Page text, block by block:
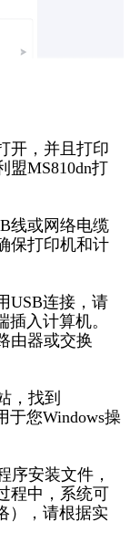
开，并且打印
盟MS810dn打
线或网络电缆
保打印机和计
USB连接，请
入计算机。
由器或交换
，找到
于您Windows操
序安装文件，
程中，系统可
），请根据实